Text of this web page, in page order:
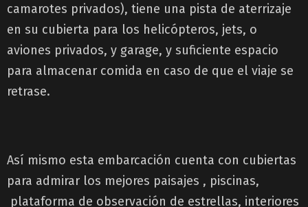
camarotes privados), tiene una pista de aterrizaje
en su cubierta para los helicópteros, jets, o
aviones privados, y garage, y suficiente espacio
para almacenar comida en caso de que el viaje se
retrase.
Así mismo esta embarcación cuenta con cubiertas
para admirar los mejores paisajes , piscinas,
plataforma de observación de estrellas, interiores